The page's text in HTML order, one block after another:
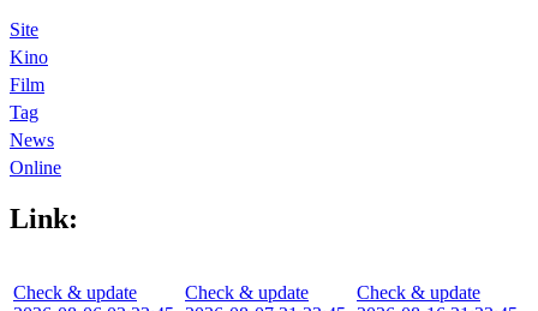
Site
Kino
Film
Tag
News
Online
Link:
Check & update
Check & update
Check & update